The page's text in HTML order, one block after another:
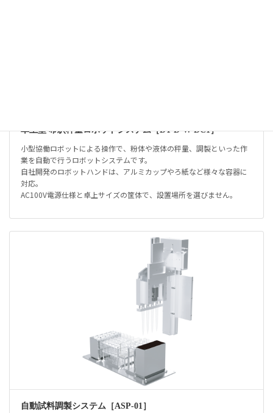
卓上型 希釈秤量ロボットシステム［DT-D-W-DC1］
小型協働ロボットによる操作で、粉体や液体の秤量、調製といった作
業を自動で行うロボットシステムです。
自社開発のロボットハンドは、アルミカップやろ紙など様々な容器に
対応。
AC100V電源仕様と卓上サイズの筐体で、設置場所を選びません。
自動試料調製システム［ASP-01］